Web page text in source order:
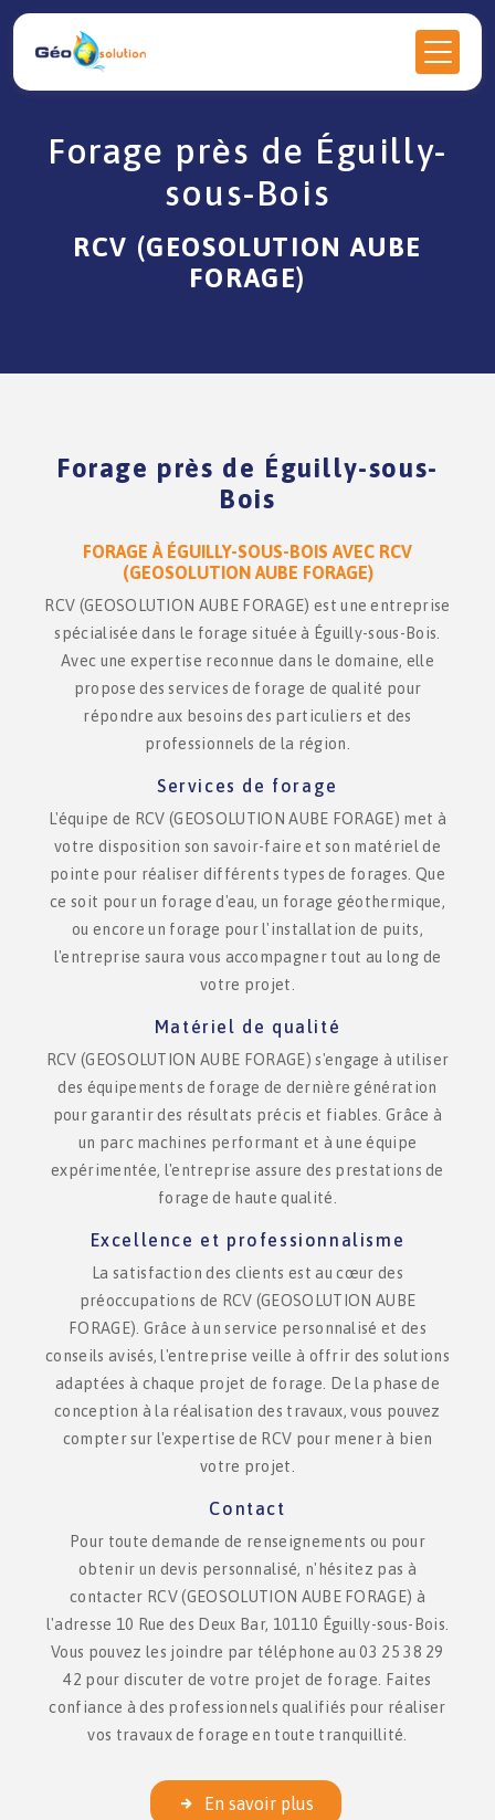
Forage près de Éguilly-
sous-Bois
RCV (GEOSOLUTION AUBE
FORAGE)
Forage près de Éguilly-sous-
Bois
FORAGE À ÉGUILLY-SOUS-BOIS AVEC RCV
(GEOSOLUTION AUBE FORAGE)
RCV (GEOSOLUTION AUBE FORAGE) est une entreprise
spécialisée dans le forage située à Éguilly-sous-Bois.
Avec une expertise reconnue dans le domaine, elle
propose des services de forage de qualité pour
répondre aux besoins des particuliers et des
professionnels de la région.
Services de forage
L'équipe de RCV (GEOSOLUTION AUBE FORAGE) met à
votre disposition son savoir-faire et son matériel de
pointe pour réaliser différents types de forages. Que
ce soit pour un forage d'eau, un forage géothermique,
ou encore un forage pour l'installation de puits,
l'entreprise saura vous accompagner tout au long de
votre projet.
Matériel de qualité
RCV (GEOSOLUTION AUBE FORAGE) s'engage à utiliser
des équipements de forage de dernière génération
pour garantir des résultats précis et fiables. Grâce à
un parc machines performant et à une équipe
expérimentée, l'entreprise assure des prestations de
forage de haute qualité.
Excellence et professionnalisme
La satisfaction des clients est au cœur des
préoccupations de RCV (GEOSOLUTION AUBE
FORAGE). Grâce à un service personnalisé et des
conseils avisés, l'entreprise veille à offrir des solutions
adaptées à chaque projet de forage. De la phase de
conception à la réalisation des travaux, vous pouvez
compter sur l'expertise de RCV pour mener à bien
votre projet.
Contact
Pour toute demande de renseignements ou pour
obtenir un devis personnalisé, n'hésitez pas à
contacter RCV (GEOSOLUTION AUBE FORAGE) à
l'adresse 10 Rue des Deux Bar, 10110 Éguilly-sous-Bois.
Vous pouvez les joindre par téléphone au 03 25 38 29
42 pour discuter de votre projet de forage. Faites
confiance à des professionnels qualifiés pour réaliser
vos travaux de forage en toute tranquillité.
En savoir plus
Panneau de gestion des cookies